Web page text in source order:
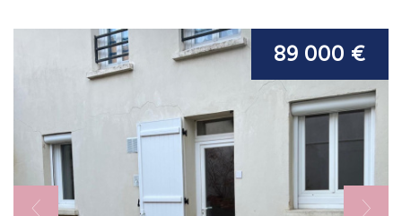
89 000 €